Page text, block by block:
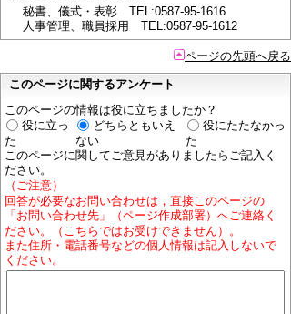
秘書、儀式・表彰 TEL:0587-95-1616
人事管理、職員採用 TEL:0587-95-1612
ページの先頭へ戻る
このページに関するアンケート
このページの情報は役に立ちましたか？
役に立っ
た
どちらともいえ
ない
役にたたなかっ
た
このページに関してご意見がありましたらご記入く
ださい。
（ご注意）
回答が必要なお問い合わせは，直接このページの
「お問い合わせ先」（ページ作成部署）へご連絡く
ださい。（こちらではお受けできません）。
また住所・電話番号などの個人情報は記入しないで
ください。